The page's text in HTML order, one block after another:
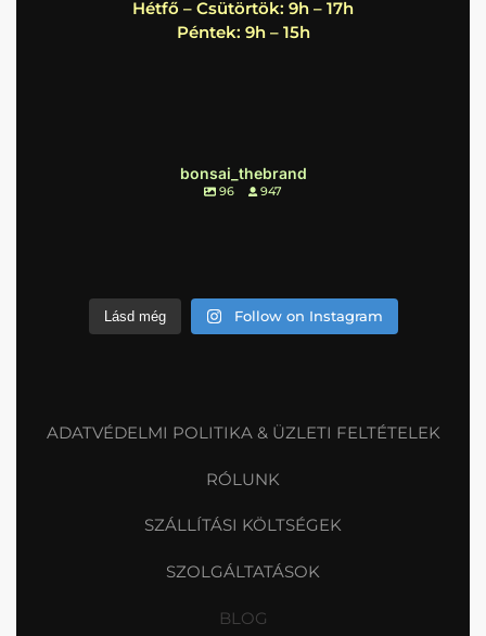
Hétfő – Csütörtök: 9h – 17h
Péntek: 9h – 15h
bonsai_thebrand
96 947
Lásd még Follow on Instagram
ADATVÉDELMI POLITIKA & ÜZLETI FELTÉTELEK
RÓLUNK
SZÁLLÍTÁSI KÖLTSÉGEK
SZOLGÁLTATÁSOK
BLOG